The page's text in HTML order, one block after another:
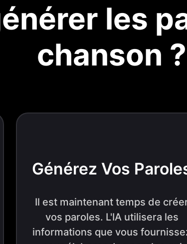
les
chanson ?
Générez Vos
Il est maintenant temps de
vos paroles. L'IA utilisera les
informations que vous